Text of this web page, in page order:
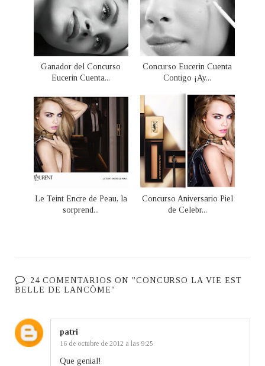
Ganador del Concurso
Eucerin Cuenta...
Concurso Eucerin Cuenta
Contigo ¡Ay...
Le Teint Encre de Peau, la
sorprend...
Concurso Aniversario Piel
de Celebr...
24 COMENTARIOS ON "CONCURSO LA VIE EST
BELLE DE LANCÔME"
patri
16 de octubre de 2012 a las 9:25
Que genial!